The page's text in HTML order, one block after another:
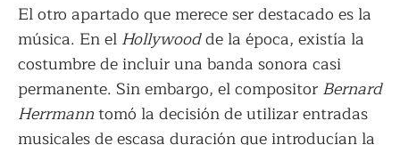
El otro apartado que merece ser destacado es la
música. En el Hollywoodde la época, existía la
costumbre de incluir una banda sonora casi
permanente. Sin embargo, el compositor Bernard
Herrmanntomó la decisión de utilizar entradas
musicales de escasa duración que introducían la